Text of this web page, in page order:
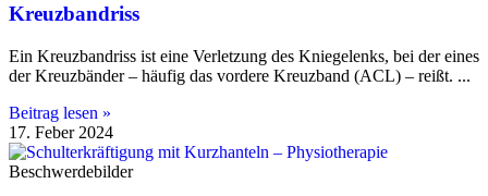
Kreuzbandriss
Ein Kreuzbandriss ist eine Verletzung des Kniegelenks, bei der eines
der Kreuzbänder – häufig das vordere Kreuzband (ACL) – reißt.
Beitrag lesen »
17. Feber 2024
Beschwerdebilder